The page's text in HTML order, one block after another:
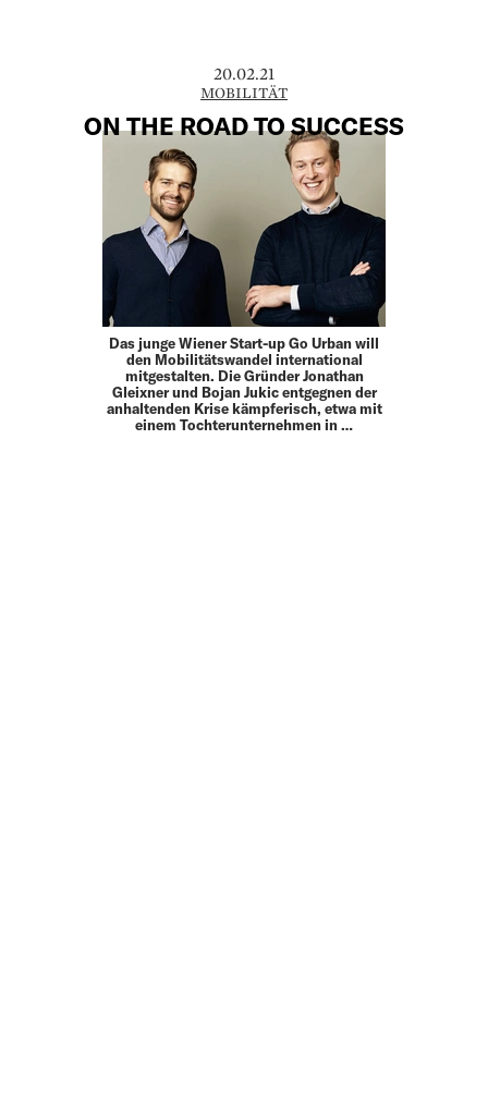
20.02.21
MOBILITÄT
ON THE ROAD TO SUCCESS
Das junge Wiener Start-up Go Urban will
den Mobilitätswandel international
mitgestalten. Die Gründer Jonathan
Gleixner und Bojan Jukic entgegnen der
anhaltenden Krise kämpferisch, etwa mit
einem Tochterunternehmen in …